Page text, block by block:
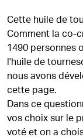
Cette huile de
Comment la co-
1490 personnes
l'huile de
nous avons
cette page.
Dans ce
vos choix sur le
voté et on a